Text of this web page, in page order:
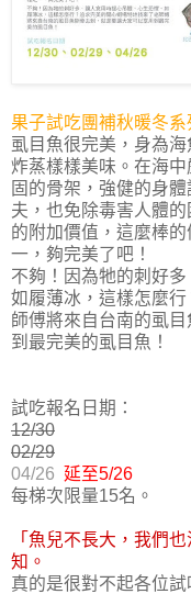
果子試吃團補秋暖冬
虱目魚很完美，身為
炸蒸樣樣美味。在海
固的骨架，強健的身
夫，也免除毒害人體
的附加價值，這麼棒
一，夠完美了吧！
不夠！因為牠的刺好
如履薄冰，這樣怎麼
師傅將來自台南的虱
到最完美的虱目魚！
試吃報名日期：
12/30
02/29
04/26 延至5/26
每梯次限量15名。
「魚兒不長大，我們
知。
真的是很對不起各位